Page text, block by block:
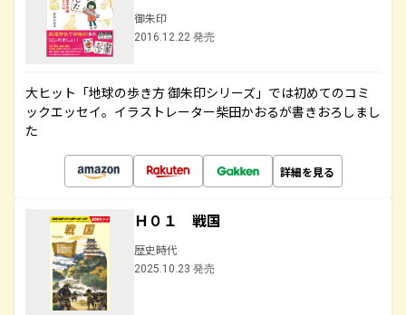
御朱印
2016.12.22 発売
大ヒット「地球の歩き方 御朱印シリーズ」では初めてのコミ
ックエッセイ。イラストレーター柴田かおるが書きおろしまし
た
詳細を見る
Ｈ０１ 戦国
歴史時代
2025.10.23 発売